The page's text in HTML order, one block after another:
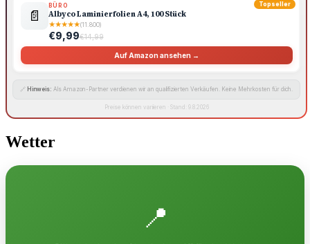
Topseller
📄
BÜRO
Albyco Laminierfolien A4, 100 Stück
★★★★★(11.800)
€9,99€14,99
Auf Amazon ansehen →
🔗 Hinweis: Als Amazon-Partner verdienen wir an qualifizierten Verkäufen. Keine Mehrkosten für dich.
Preise können variieren · Stand: 9.8.2026
Wetter
📍